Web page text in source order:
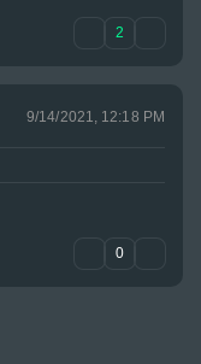
9/14/2021, 12:18 PM
0
2